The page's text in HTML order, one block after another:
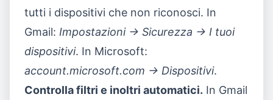
tutti i dispositivi che non riconosci. In
Gmail: Impostazioni → Sicurezza → I tuoi
dispositivi. In Microsoft:
account.microsoft.com → Dispositivi.
Controlla filtri e inoltri automatici. In Gmail